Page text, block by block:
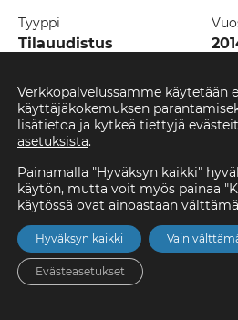
Tyyppi
Tilauudistus
Temotek Palvelut Oy rakensi
pääkonttorin aulan,
neuvottelutilat, työ- ja
loppuvuodesta 2014.
”Toimisto oli täydessä
ajan ja aikataulu
suunnitelmat vaativat
ongelman ratkaisua ja
Verkkopalvelussamme käytetään
käyttäjäkokemuksen
lisätietoa ja kytkeä tiettyjä
asetuksista.
Painamalla "Hyväksyn kaikki"
käytön, mutta voit myös painaa
käytössä ovat ainoastaan
Hyväksyn kaikki Vain
Evästeasetukset